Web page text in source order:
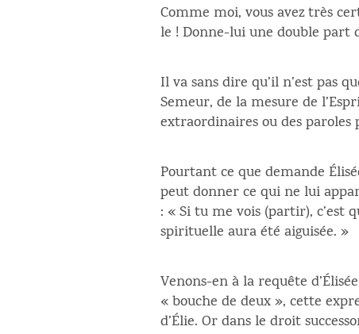
Comme moi, vous avez très
le ! Donne-lui une double part
Il va sans dire qu’il n’est pas
Semeur, de la mesure de
extraordinaires ou des paroles
Pourtant ce que demande
peut donner ce qui ne lui
: « Si tu me vois (partir), c’est
spirituelle aura été aiguisée. »
« bouche de deux », cette
d’Élie. Or dans le droit